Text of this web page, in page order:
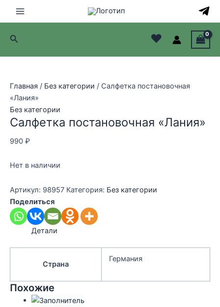
Main
Menu
Поиск ♥
Главная / Без категории / Салфетка постановочная
«Лания»
Без категории
Салфетка постановочная «Лания»
990 ₽
Нет в наличии
Артикул: 98957 Категория: Без категории
Поделиться
Детали
Страна
Германия
Похожие